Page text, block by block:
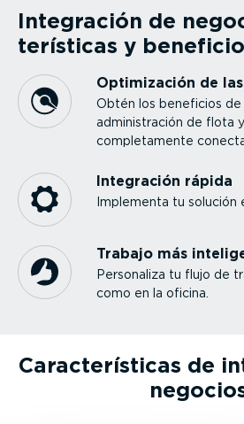
Integración de
te­rís­ticas y
Optimi­zación de
Obtén los beneficios de
adminis­tración de flota
comple­ta­mente
Integración rápida
Implementa tu solución
Trabajo más
Personaliza tu flujo de
como en la oficina.
Carac­te­rís­ticas de